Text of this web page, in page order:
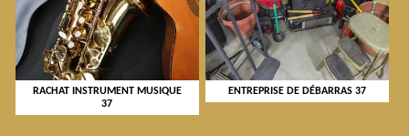
RACHAT INSTRUMENT MUSIQUE
37
ENTREPRISE DE DÉBARRAS 37